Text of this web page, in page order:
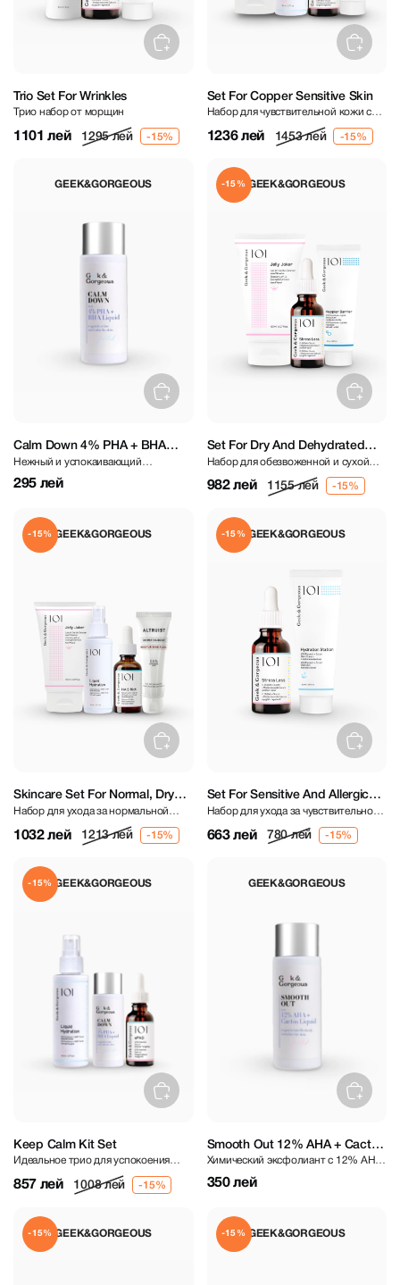
Trio Set For Wrinkles
Трио набор от морщин
1101 лей 1295 лей
Set For Copper Sensitive Skin
Набор для чувствительной кожи с
1236 лей 1453 лей
GEEK&GORGEOUS
Calm Down 4% PHA + BHA
Liquid
Нежный и успокаивающий
эксфолиант с 4% PHA + BHA 30 мл
295 лей
GEEK&GORGEOUS
-15%
Set For Dry And Dehydrated
Skin
Набор для обезвоженной и сухой
982 лей 1155 лей
GEEK&GORGEOUS
-15%
Skincare Set For Normal, Dry
Skin
Набор для ухода за нормальной
1032 лей 1213 лей
GEEK&GORGEOUS
-15%
Set For Sensitive And Allergic
Skin Care
Набор для ухода за чувствительной
663 лей 780 лей
GEEK&GORGEOUS
-15%
Keep Calm Kit Set
Идеальное трио для успокоения
чувствительной кожи
857 лей 1008 лей
GEEK&GORGEOUS
Smooth Out 12% AHA + Cactus
Liquid 30 ml
Химический эксфолиант с 12% AHA
и жидким кактусом
350 лей
GEEK&GORGEOUS
-15% GEEK&GORGEOUS
-15%